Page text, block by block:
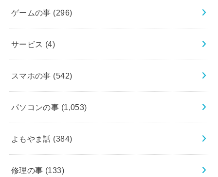
ゲームの事 (296)
サービス (4)
スマホの事 (542)
パソコンの事 (1,053)
よもやま話 (384)
修理の事 (133)